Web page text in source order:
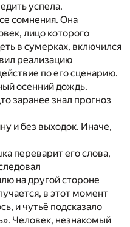
успела.
сомнения. Она
лицо которого
в сумерках, включился
реализацию
по его сценарию.
осенний дождь.
заранее знал прогноз
и без выходок. Иначе,
переварит его слова,
на другой стороне
в этот момент
и чутьё подсказало
Человек, незнакомый